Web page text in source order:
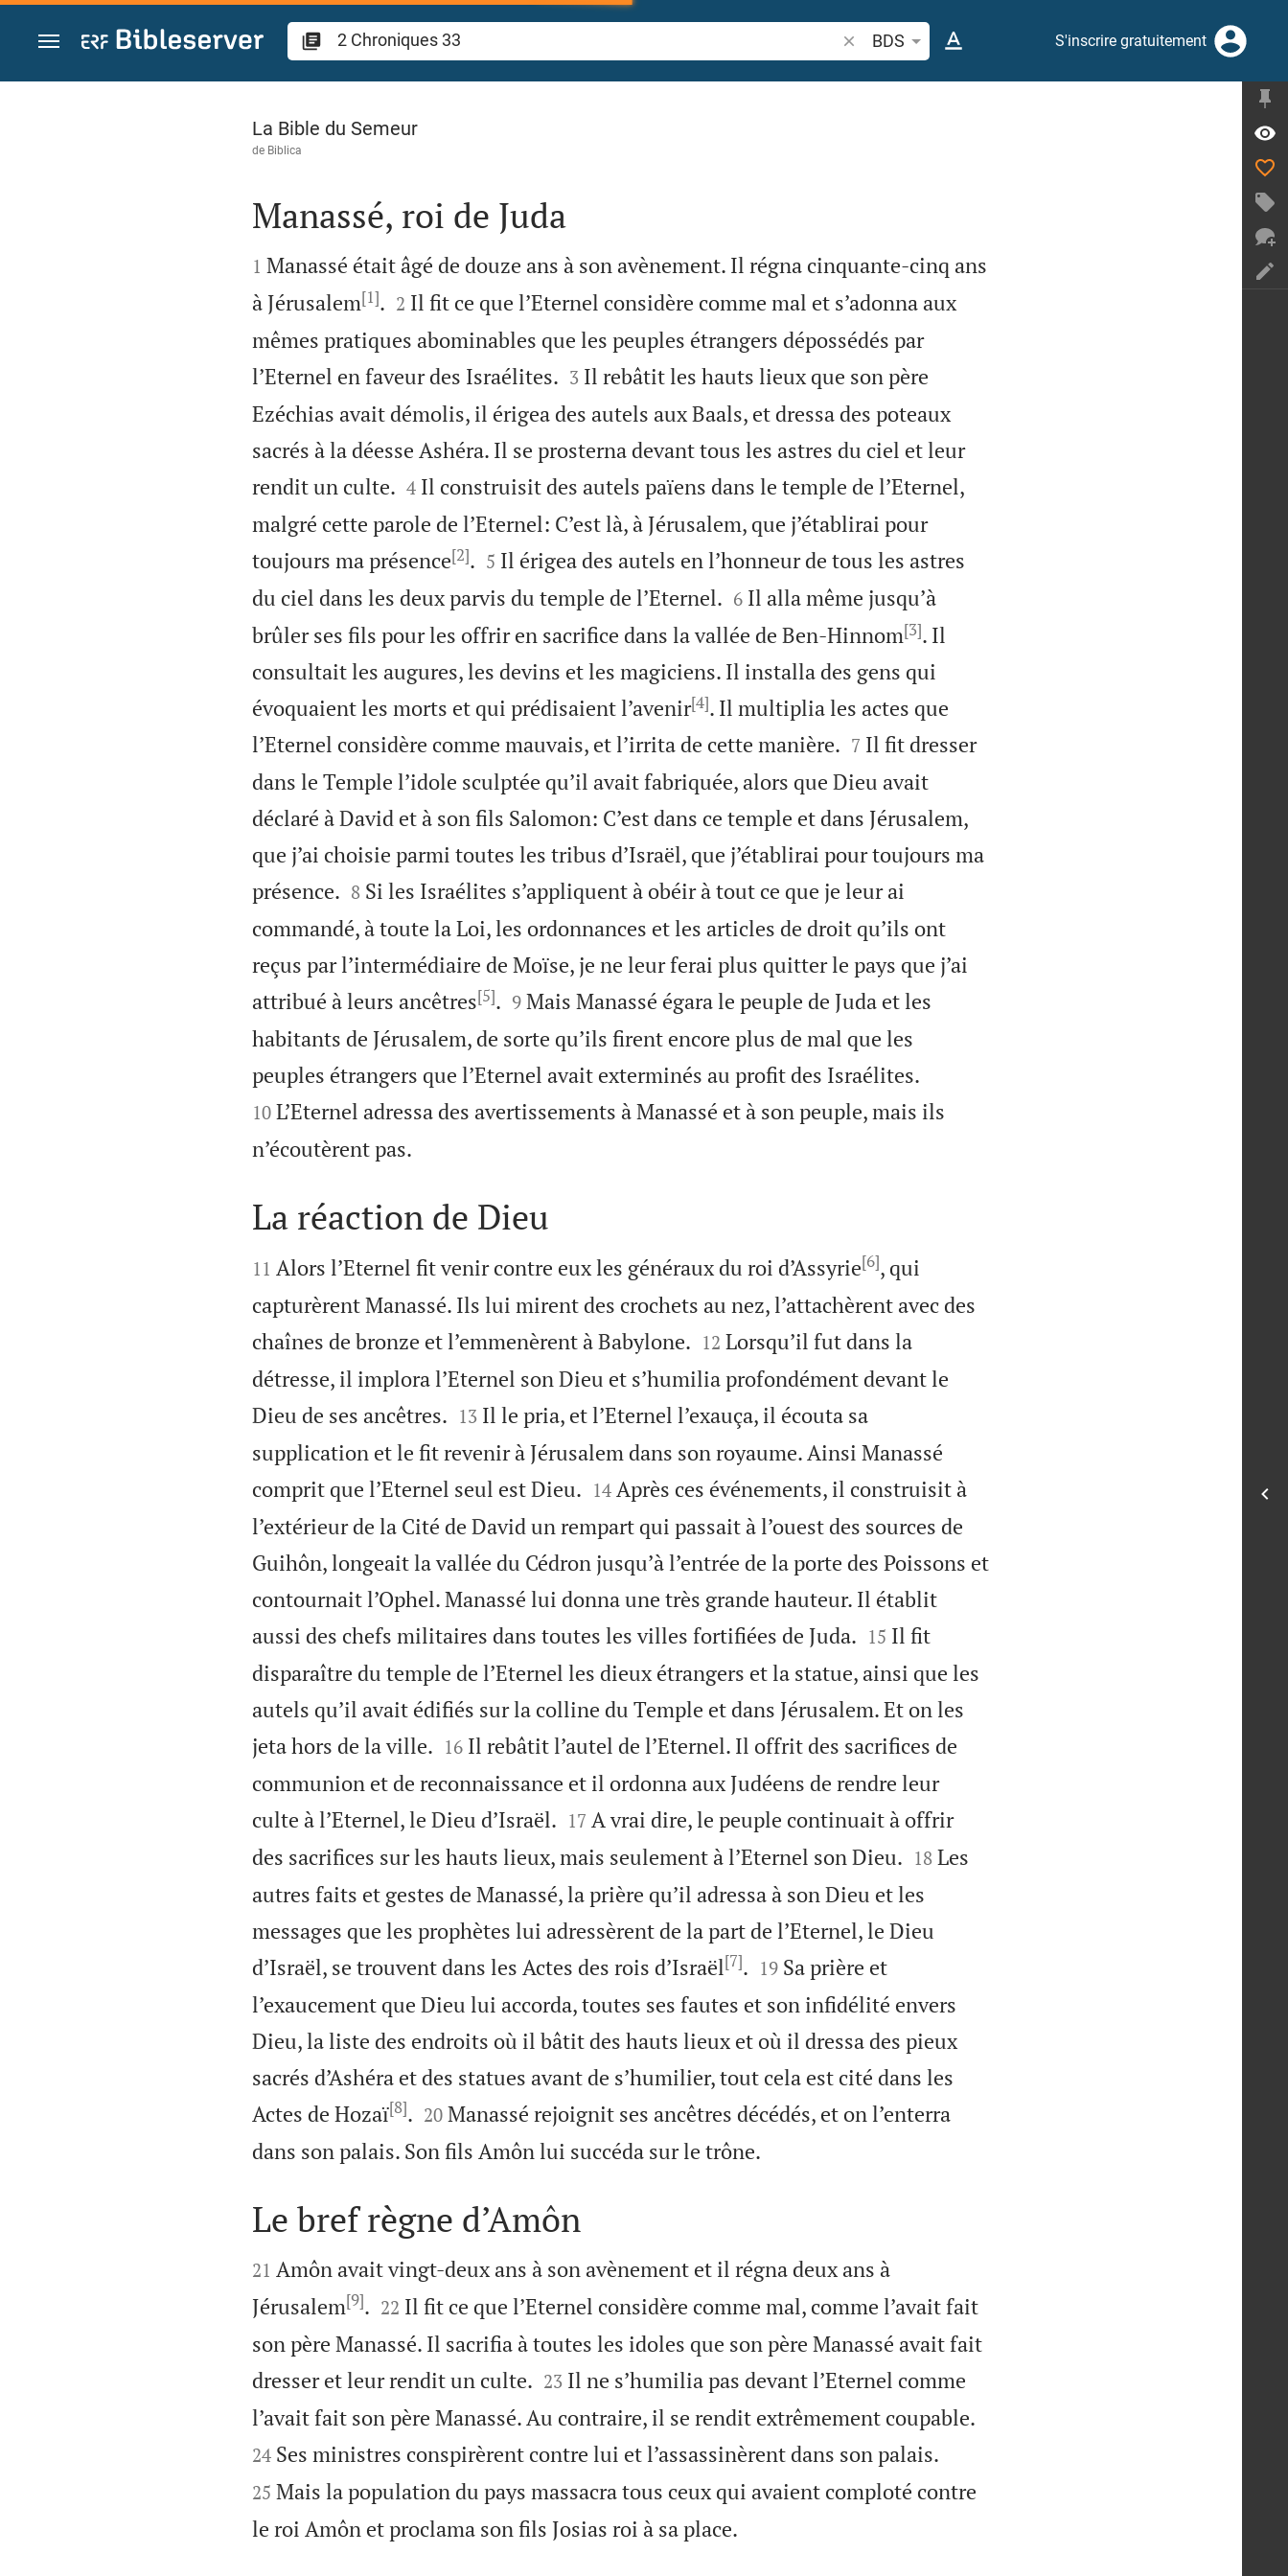
Aller vers contenu
Recherche d'un verset biblique ou mot
BDS S'inscrire gratuitement
2 Chroniques 33
La Bible du Semeur
de Biblica

Manassé, roi de Juda

1 Manassé était âgé de douze ans à son avènement. Il régna cinquante-cinq ans
à Jérusalem[1].
2 Il fit ce que l’Eternel considère comme mal et s’adonna aux
mêmes pratiques abominables que les peuples étrangers dépossédés par
l’Eternel en faveur des Israélites.
3 Il rebâtit les hauts lieux que son père
Ezéchias avait démolis, il érigea des autels aux Baals, et dressa des poteaux
sacrés à la déesse Ashéra. Il se prosterna devant tous les astres du ciel et leur
rendit un culte.
4 Il construisit des autels païens dans le temple de l’Eternel,
malgré cette parole de l’Eternel: C’est là, à Jérusalem, que j’établirai pour
toujours ma présence[2].
5 Il érigea des autels en l’honneur de tous les astres
du ciel dans les deux parvis du temple de l’Eternel.
6 Il alla même jusqu’à
brûler ses fils pour les offrir en sacrifice dans la vallée de Ben-Hinnom[3]. Il
consultait les augures, les devins et les magiciens. Il installa des gens qui
évoquaient les morts et qui prédisaient l’avenir[4]. Il multiplia les actes que
l’Eternel considère comme mauvais, et l’irrita de cette manière.
7 Il fit dresser
dans le Temple l’idole sculptée qu’il avait fabriquée, alors que Dieu avait
déclaré à David et à son fils Salomon: C’est dans ce temple et dans Jérusalem,
que j’ai choisie parmi toutes les tribus d’Israël, que j’établirai pour toujours ma
présence.
8 Si les Israélites s’appliquent à obéir à tout ce que je leur ai
commandé, à toute la Loi, les ordonnances et les articles de droit qu’ils ont
reçus par l’intermédiaire de Moïse, je ne leur ferai plus quitter le pays que j’ai
attribué à leurs ancêtres[5].
9 Mais Manassé égara le peuple de Juda et les
habitants de Jérusalem, de sorte qu’ils firent encore plus de mal que les
peuples étrangers que l’Eternel avait exterminés au profit des Israélites.
10 L’Eternel adressa des avertissements à Manassé et à son peuple, mais ils
n’écoutèrent pas.

La réaction de Dieu

11 Alors l’Eternel fit venir contre eux les généraux du roi d’Assyrie[6], qui
capturèrent Manassé. Ils lui mirent des crochets au nez, l’attachèrent avec des
chaînes de bronze et l’emmenèrent à Babylone.
12 Lorsqu’il fut dans la
détresse, il implora l’Eternel son Dieu et s’humilia profondément devant le
Dieu de ses ancêtres.
13 Il le pria, et l’Eternel l’exauça, il écouta sa
supplication et le fit revenir à Jérusalem dans son royaume. Ainsi Manassé
comprit que l’Eternel seul est Dieu.
14 Après ces événements, il construisit à
l’extérieur de la Cité de David un rempart qui passait à l’ouest des sources de
Guihôn, longeait la vallée du Cédron jusqu’à l’entrée de la porte des Poissons et
contournait l’Ophel. Manassé lui donna une très grande hauteur. Il établit
aussi des chefs militaires dans toutes les villes fortifiées de Juda.
15 Il fit
disparaître du temple de l’Eternel les dieux étrangers et la statue, ainsi que les
autels qu’il avait édifiés sur la colline du Temple et dans Jérusalem. Et on les
jeta hors de la ville.
16 Il rebâtit l’autel de l’Eternel. Il offrit des sacrifices de
communion et de reconnaissance et il ordonna aux Judéens de rendre leur
culte à l’Eternel, le Dieu d’Israël.
17 A vrai dire, le peuple continuait à offrir
des sacrifices sur les hauts lieux, mais seulement à l’Eternel son Dieu.
18 Les
autres faits et gestes de Manassé, la prière qu’il adressa à son Dieu et les
messages que les prophètes lui adressèrent de la part de l’Eternel, le Dieu
d’Israël, se trouvent dans les Actes des rois d’Israël[7].
19 Sa prière et
l’exaucement que Dieu lui accorda, toutes ses fautes et son infidélité envers
Dieu, la liste des endroits où il bâtit des hauts lieux et où il dressa des pieux
sacrés d’Ashéra et des statues avant de s’humilier, tout cela est cité dans les
Actes de Hozaï[8].
20 Manassé rejoignit ses ancêtres décédés, et on l’enterra
dans son palais. Son fils Amôn lui succéda sur le trône.

Le bref règne d’Amôn

21 Amôn avait vingt-deux ans à son avènement et il régna deux ans à
Jérusalem[9].
22 Il fit ce que l’Eternel considère comme mal, comme l’avait fait
son père Manassé. Il sacrifia à toutes les idoles que son père Manassé avait fait
dresser et leur rendit un culte.
23 Il ne s’humilia pas devant l’Eternel comme
l’avait fait son père Manassé. Au contraire, il se rendit extrêmement coupable.
24 Ses ministres conspirèrent contre lui et l’assassinèrent dans son palais.
25 Mais la population du pays massacra tous ceux qui avaient comploté contre
le roi Amôn et proclama son fils Josias roi à sa place.